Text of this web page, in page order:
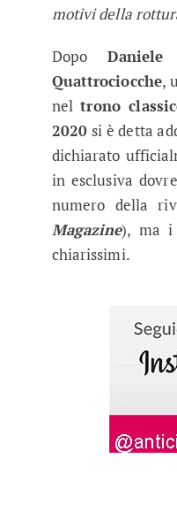
motivi della
Dopo
Quattrociocche,
neltrono
2020si è detta
dichiarato
in esclusiva
numero della
Magazine), ma i
chiarissimi.